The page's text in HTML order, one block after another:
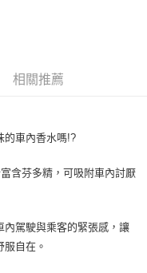
。
。
跳轉至「AFTEE先享後付」
的連結，可透過四大超商／
交易完成。
為有效，需透過AFTEE先享
相關推薦
的車內香水嗎!?
含芬多精，可吸附車內討厭
內駕駛與乘客的緊張感，讓
自在。